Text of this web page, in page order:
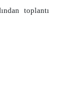
toplantı